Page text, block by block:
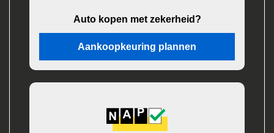
Auto kopen met zekerheid?
Aankoopkeuring plannen